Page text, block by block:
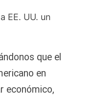
EE. UU. un
que el
en
económico,